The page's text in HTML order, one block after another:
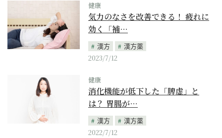
健康
気力のなさを改善できる！ 疲れに
効く「補…
漢方
漢方薬
2023/7/12
健康
消化機能が低下した「脾虚」と
は？ 胃腸が…
漢方
漢方薬
2022/7/12